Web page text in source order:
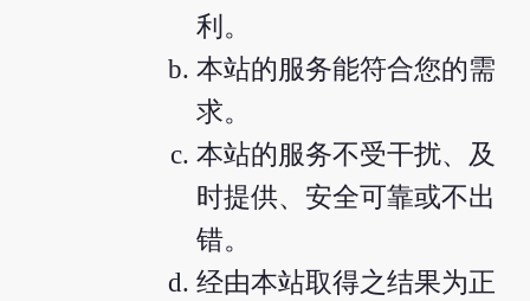
利。
本站的服务能符合您的需
求。
本站的服务不受干扰、及
时提供、安全可靠或不出
错。
经由本站取得之结果为正